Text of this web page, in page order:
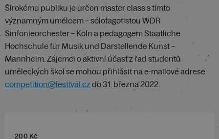
Širokému publiku je určen master class s tímto
významným umělcem – sólofagotistou WDR
Sinfonieorchester – Köln a pedagogem Staatliche
Hochschule für Musik und Darstellende Kunst –
Mannheim. Zájemci o aktivní účast z řad studentů
uměleckých škol se mohou přihlásit na e-mailové adrese
competition@festival.czdo 31. března 2022.
200 Kč